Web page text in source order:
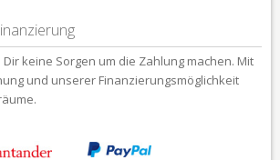
keine Sorgen um die Zahlung machen. Mit
und unserer Finanzierungsmöglichkeit